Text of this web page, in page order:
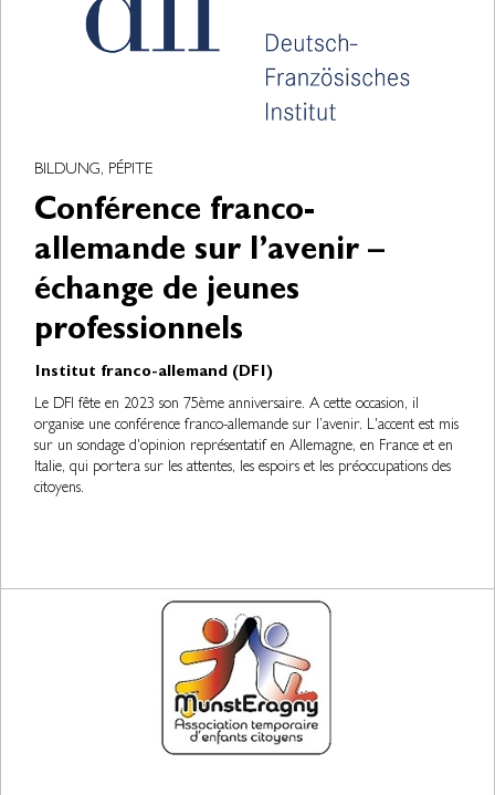
BILDUNG, PÉPITE
Conférence franco-
allemande sur l’avenir –
échange de jeunes
professionnels
Institut franco-allemand (DFI)
Le DFI fête en 2023 son 75ème anniversaire. A cette occasion, il
organise une conférence franco-allemande sur l’avenir. L'accent est mis
sur un sondage d'opinion représentatif en Allemagne, en France et en
Italie, qui portera sur les attentes, les espoirs et les préoccupations des
citoyens.